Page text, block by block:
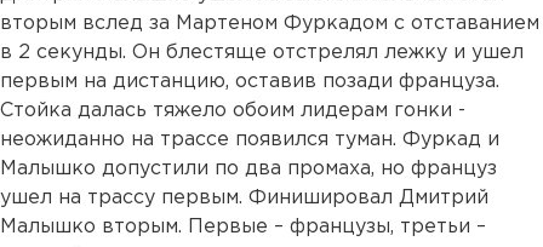
вторым вслед за Мартеном Фуркадом с отставанием
в 2 секунды. Он блестяще отстрелял лежку и ушел
первым на дистанцию, оставив позади француза.
Стойка далась тяжело обоим лидерам гонки -
неожиданно на трассе появился туман. Фуркад и
Малышко допустили по два промаха, но француз
ушел на трассу первым. Финишировал Дмитрий
Малышко вторым. Первые – французы, третьи –